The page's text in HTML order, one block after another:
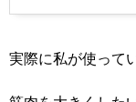
実際に私が使って